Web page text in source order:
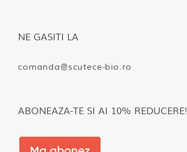
NE GASITI LA
comanda@scutece-bio.ro
ABONEAZA-TE SI AI 10% REDUCERE!